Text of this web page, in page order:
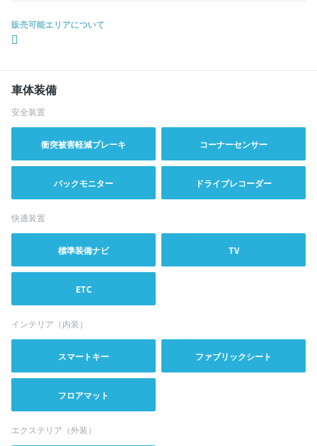
販売可能エリアについて
車体装備
安全装置
衝突被害軽減ブレーキ コーナーセンサー
バックモニター ドライブレコーダー
快適装置
標準装備ナビ TV
ETC
インテリア（内装）
スマートキー ファブリックシート
フロアマット
エクステリア（外装）